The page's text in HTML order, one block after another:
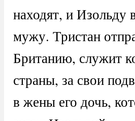
находят, и Изольду
мужу. Тристан
Британию, служит
страны, за свои
в жены его дочь,